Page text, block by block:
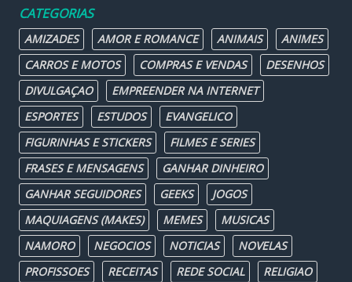
CATEGORIAS
AMIZADES AMOR E ROMANCE ANIMAIS
ANIMES
CARROS E MOTOS
COMPRAS E VENDAS
DESENHOS
DIVULGAÇAO
EMPREENDER NA INTERNET
ESPORTES
ESTUDOS
EVANGELICO
FIGURINHAS E STICKERS
FILMES E SERIES
FRASES E MENSAGENS
GANHAR DINHEIRO
GANHAR SEGUIDORES
GEEKS
JOGOS
MAQUIAGENS (MAKES)
MEMES
MUSICAS
NAMORO
NEGOCIOS NOTICIAS
NOVELAS
PROFISSOES
RECEITAS REDE SOCIAL
RELIGIAO